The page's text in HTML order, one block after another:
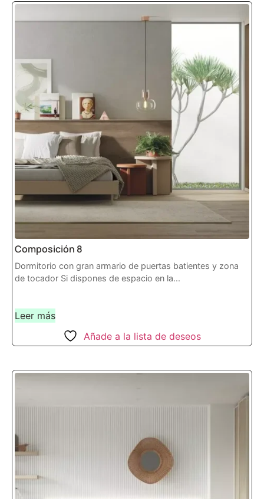
Composición 8
Dormitorio con gran armario de puertas batientes y zona
de tocador Si dispones de espacio en la...
Leer más
Añade a la lista de deseos